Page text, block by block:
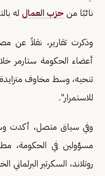
نائبًا من حزب العمال له
وذكرت تقارير، نقلاً عن
أعضاء الحكومة ستارمر
تنحيه، وسط مخاوف
للاستمرار".
وفي سياق متصل، أكدت
مسؤولين في الحكومة،
روتلاند، السكرتير